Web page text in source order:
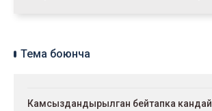
Тема боюнча
Камсыздандырылган бейтапка кандай